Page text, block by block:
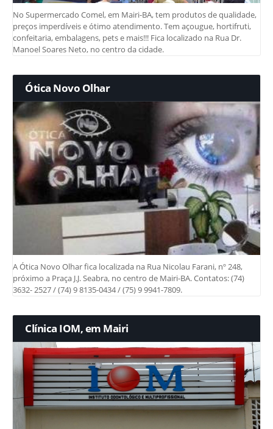
No Supermercado Comel, em Mairi-BA, tem produtos de qualidade,
preços imperdíveis e ótimo atendimento. Tem açougue, hortifruti,
confeitaria, embalagens, pets e mais!!! Fica localizado na Rua Dr.
Manoel Soares Neto, no centro da cidade.
Ótica Novo Olhar
A Ótica Novo Olhar fica localizada na Rua Nicolau Farani, nº 248,
próximo a Praça J.J. Seabra, no centro de Mairi-BA. Contatos: (74)
3632- 2527 / (74) 9 8135-0434 / (75) 9 9941-7809.
Clínica IOM, em Mairi